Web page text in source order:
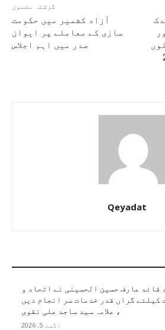
گزشتہ مضمون
آزاد کشمیر میں حکومت
سازی کے معاملے پر ایوان
صدر میں اہم اجلاس
20
Qeyadat
قائد عارف حسین الحسینی نے اتحاد و
کیلئے گراں قدر خدمات سر انجام دیں
، علامہ سید ساجد علی نقوی
اگست 5, 2026